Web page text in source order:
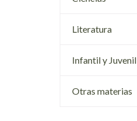
Literatura
Infantil y Juvenil
Otras materias